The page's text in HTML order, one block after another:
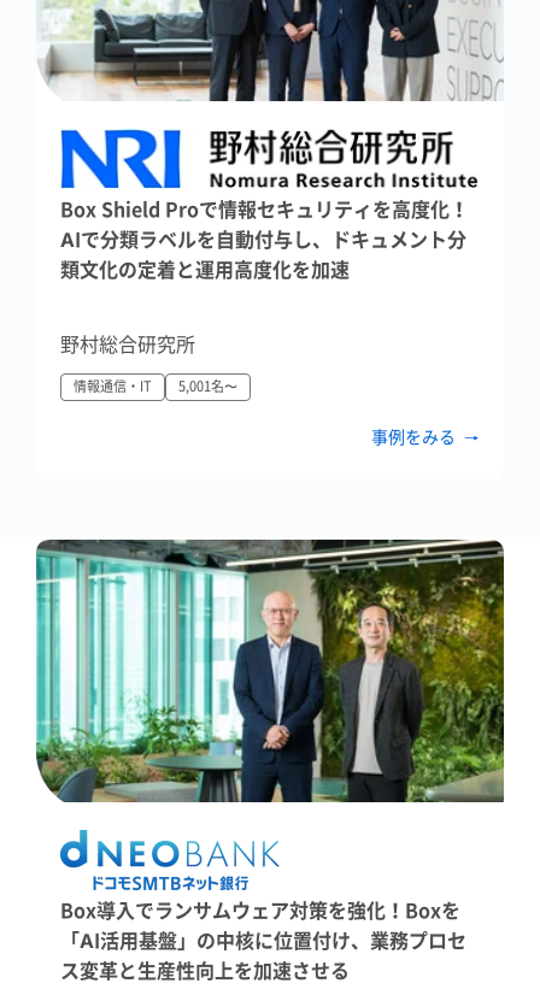
Box Shield Proで情報セキュリティを高度化！
AIで分類ラベルを自動付与し、ドキュメント分
類文化の定着と運用高度化を加速
野村総合研究所
情報通信・IT 5,001名〜
事例をみる
Box導入でランサムウェア対策を強化！Boxを
「AI活用基盤」の中核に位置付け、業務プロセ
ス変革と生産性向上を加速させる